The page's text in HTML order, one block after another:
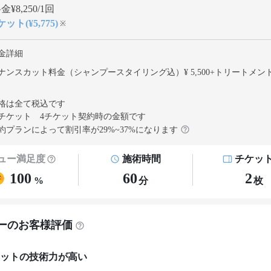
¥8,250/1回
ット(¥5,775) ※
詳細
ンスカット料金（シャンプースタイリング込）¥ 5,500+ トリートメン
は全て税込です
ケット 4チケット契約時の金額です
プランによって割引率が29%~37%になります
ー満足度
100 %
施術時間
60分
チケット
2枚
のお客様評価
トの技術力が高い